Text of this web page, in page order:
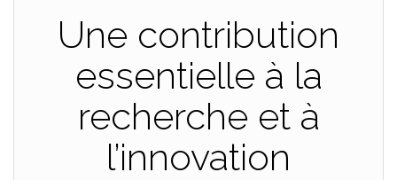
Une contribution
essentielle à la
recherche et à
l’innovation